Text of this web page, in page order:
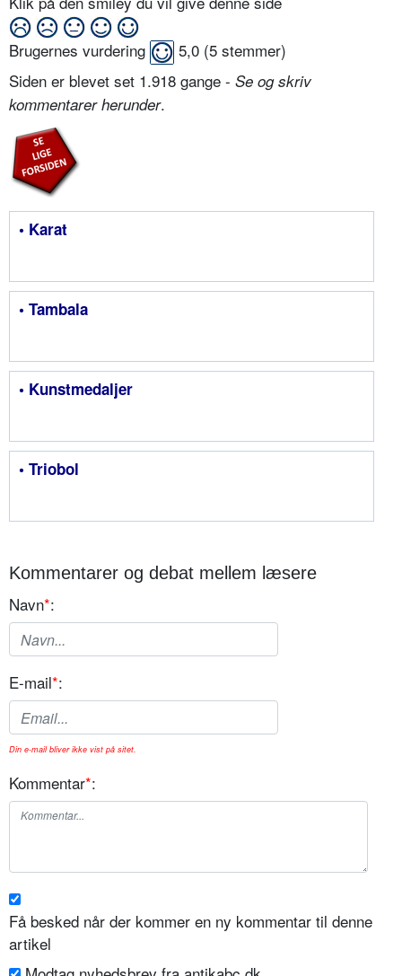
Brugernes vurdering 5,0 (5 stemmer)
Siden er blevet set 1.918 gange - Se og skriv
kommentarer herunder.
• Karat
• Tambala
• Kunstmedaljer
• Triobol
Kommentarer og debat mellem læsere
Navn*:
E-mail*:
Din e-mail bliver ikke vist på sitet.
Kommentar*:
Få besked når der kommer en ny kommentar til denne
artikel